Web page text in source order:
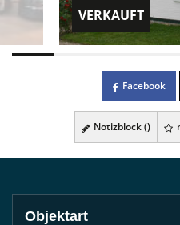
VERKAUFT
Facebook
Notizblock ()
Objektart